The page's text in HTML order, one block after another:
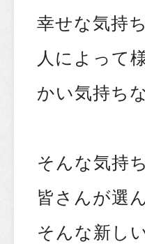
幸せな気持
人によって
かい気持ち
そんな気持
皆さんが選
そんな新し